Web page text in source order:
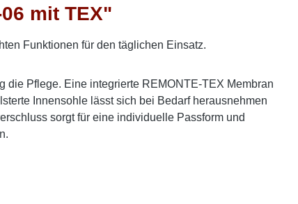
mit TEX"
Funktionen für den täglichen Einsatz.
die Pflege. Eine integrierte REMONTE-TEX Membran
Innensohle lässt sich bei Bedarf herausnehmen
sorgt für eine individuelle Passform und